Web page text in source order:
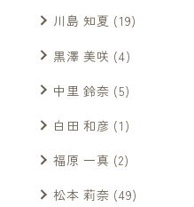
川島 知夏 (19)
黒澤 美咲 (4)
中里 鈴奈 (5)
白田 和彦 (1)
福原 一真 (2)
松本 莉奈 (49)